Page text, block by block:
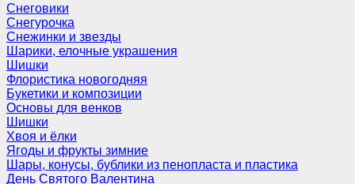
Снеговики
Снегурочка
Снежинки и звезды
Шарики, елочные украшения
Шишки
Флористика новогодняя
Букетики и композиции
Основы для венков
Шишки
Хвоя и ёлки
Ягоды и фрукты зимние
Шары, конусы, бублики из пенопласта и пластика
День Святого Валентина